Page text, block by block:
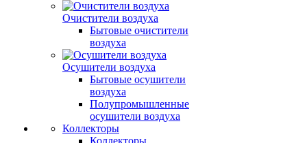
Очистители воздуха
Бытовые очистители
воздуха
Осушители воздуха
Бытовые осушители
воздуха
Полупромышленные
осушители воздуха
Коллекторы
Коллекторы